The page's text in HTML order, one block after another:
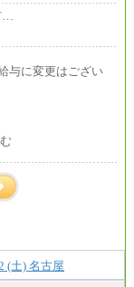
…
与に変更はござい
低額とし、経験・
修了は大学卒(また
験・能力を考慮の
ます。
(土) 名古屋